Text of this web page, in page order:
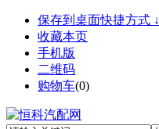
保存到桌面快捷方式 ↓
收藏本页
手机版
二维码
购物车(0)